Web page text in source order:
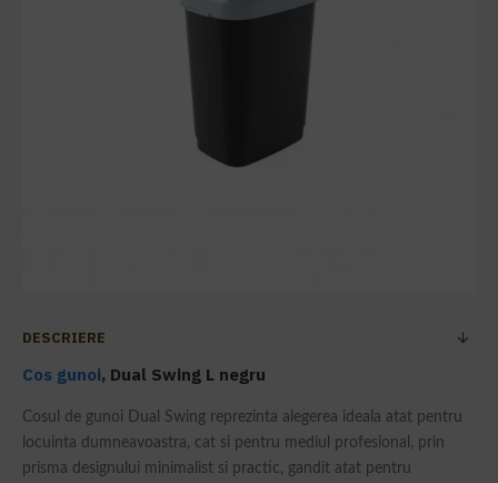
DESCRIERE
Cos gunoi, Dual Swing L negru
Cosul de gunoi Dual Swing reprezinta alegerea ideala atat pentru
locuinta dumneavoastra, cat si pentru mediul profesional, prin
prisma designului minimalist si practic, gandit atat pentru